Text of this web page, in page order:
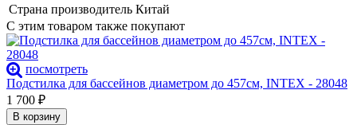
Страна производитель Китай
С этим товаром также покупают
посмотреть
Подстилка для бассейнов диаметром до 457см, INTEX - 28048
1 700 ₽
В корзину